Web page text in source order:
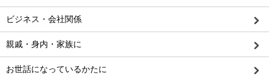
ビジネス・会社関係
親戚・身内・家族に
お世話になっているかたに